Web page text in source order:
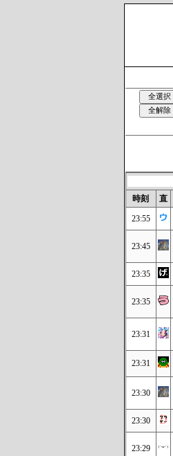
時刻
直
23:55
23:45
23:35
23:35
23:31
23:31
23:30
23:30
23:29